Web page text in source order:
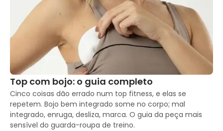
Top com bojo: o guia completo
Cinco coisas dão errado num top fitness, e elas se
repetem. Bojo bem integrado some no corpo; mal
integrado, enruga, desliza, marca. O guia da peça mais
sensível do guarda-roupa de treino.